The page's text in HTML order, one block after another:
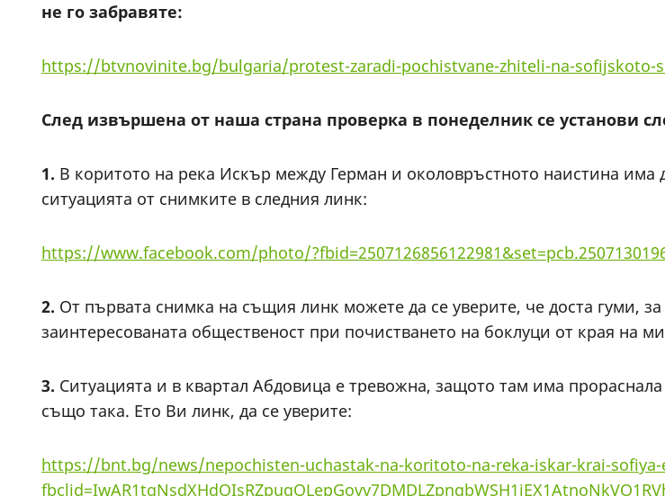
не го забравяте:
https://btvnovinite.bg/bulgaria/protest-zaradi-pochistvane-zhiteli-na-sofijskoto-
След извършена от наша страна проверка в понеделник се установи
1. В коритото на река Искър между Герман и околовръстното наистина има
ситуацията от снимките в следния линк:
https://www.facebook.com/photo/
2. От първата снимка на същия линк можете да се уверите, че доста гуми,
заинтересованата общественост при почистването на боклуци от края на
3. Ситуацията и в квартал Абдовица е тревожна, защото там има
също така. Ето Ви линк, да се уверите:
https://bnt.bg/news/nepochisten-uchastak-na-koritoto-na-reka-iskar-krai-sofiya-